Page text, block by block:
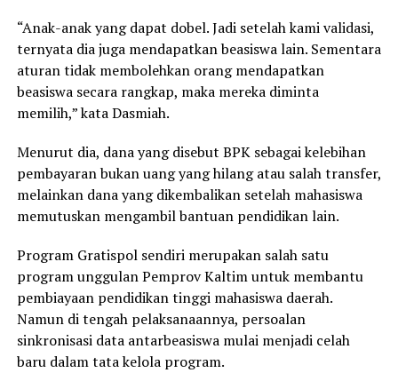
“Anak-anak yang dapat dobel. Jadi setelah kami validasi,
ternyata dia juga mendapatkan beasiswa lain. Sementara
aturan tidak membolehkan orang mendapatkan
beasiswa secara rangkap, maka mereka diminta
memilih,” kata Dasmiah.
Menurut dia, dana yang disebut BPK sebagai kelebihan
pembayaran bukan uang yang hilang atau salah transfer,
melainkan dana yang dikembalikan setelah mahasiswa
memutuskan mengambil bantuan pendidikan lain.
Program Gratispol sendiri merupakan salah satu
program unggulan Pemprov Kaltim untuk membantu
pembiayaan pendidikan tinggi mahasiswa daerah.
Namun di tengah pelaksanaannya, persoalan
sinkronisasi data antarbeasiswa mulai menjadi celah
baru dalam tata kelola program.